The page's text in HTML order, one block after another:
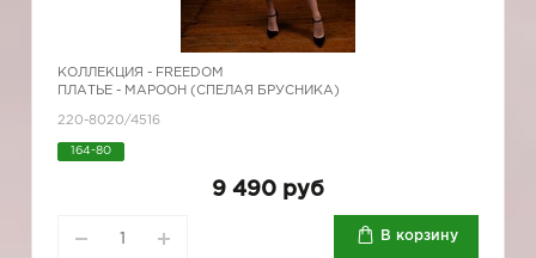
КОЛЛЕКЦИЯ - FREEDOM
ПЛАТЬЕ - МАРООН (СПЕЛАЯ БРУСНИКА)
220-8020/4516
164-80
9 490 руб
В корзину